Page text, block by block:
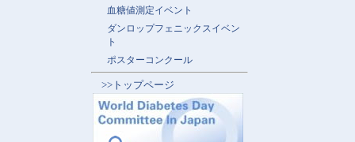
血糖値測定イベント
ダンロップフェニックスイベン
ト
ポスターコンクール
>>トップページ